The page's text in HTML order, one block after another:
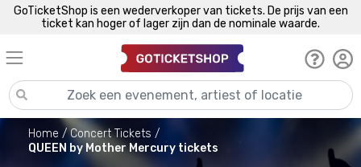
GoTicketShop is een wederverkoper van tickets. De prijs van een
ticket kan hoger of lager zijn dan de nominale waarde.
Home
Concert Tickets
QUEEN by Mother Mercury tickets